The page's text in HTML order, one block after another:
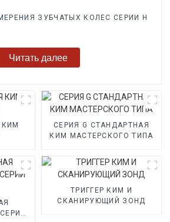
ЗУБЧАТЫХ КОЛЕС СЕРИИ H
Читать далее
СЕРИЯ G СТАНДАРТНАЯ
КИМ МАСТЕРСКОГО ТИПА
ТРИГГЕР КИМ И
СКАНИРУЮЩИЙ ЗОНД